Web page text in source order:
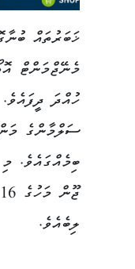
ޚަބަރުތައް
މެނޭޖްމަންޓް
ހުއްދަ
ސަލްމާންގެ
ބިމެއްގައެވެ.
ލިބެއެވެ.